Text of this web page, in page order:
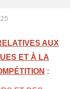
AUX
ET À LA
: